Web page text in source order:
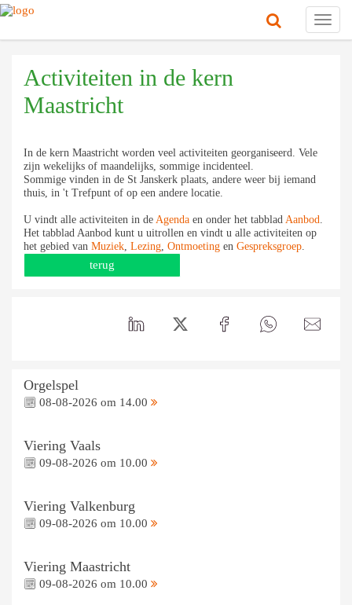
Activiteiten in de kern
Maastricht
In de kern Maastricht worden veel activiteiten georganiseerd. Vele
zijn wekelijks of maandelijks, sommige incidenteel.
Sommige vinden in de St Janskerk plaats, andere weer bij iemand
thuis, in 't Trefpunt of op een andere locatie.
U vindt alle activiteiten in de Agenda en onder het tabblad Aanbod.
Het tabblad Aanbod kunt u uitrollen en vindt u alle activiteiten op
het gebied van Muziek, Lezing, Ontmoeting en Gespreksgroep.
terug
Orgelspel
08-08-2026 om 14.00
Viering Vaals
09-08-2026 om 10.00
Viering Valkenburg
09-08-2026 om 10.00
Viering Maastricht
09-08-2026 om 10.00